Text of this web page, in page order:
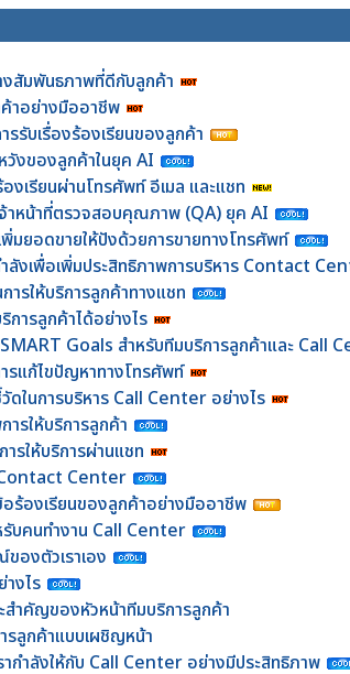
งสัมพันธภาพที่ดีกับลูกค้า
าอย่างมืออาชีพ
รรับเรื่องร้องเรียนของลูกค้า
วังของลูกค้าในยุค AI
งเรียนผ่านโทรศัพท์ อีเมล และแชท
จ้าหน้าที่ตรวจสอบคุณภาพ (QA) ยุค AI
มยอดขายให้ปังด้วยการขายทางโทรศัพท์
ลังเพื่อเพิ่มประสิทธิภาพการบริหาร Contact
ารให้บริการลูกค้าทางแชท
การลูกค้าได้อย่างไร
Goals สำหรับทีมบริการลูกค้าและ Call
รแก้ไขปัญหาทางโทรศัพท์
ดในการบริหาร Call Center อย่างไร
ารให้บริการลูกค้า
รให้บริการผ่านแชท
Contact Center
ร้องเรียนของลูกค้าอย่างมืออาชีพ
บคนทำงาน Call Center
องตัวเราเอง
งไร
ำคัญของหัวหน้าทีมบริการลูกค้า
รลูกค้าแบบเผชิญหน้า
กำลังให้กับ Call Center อย่างมีประสิทธิภาพ